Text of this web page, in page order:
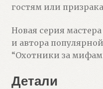
гостям или
Новая серия
и автора
“Охотники за
Детали